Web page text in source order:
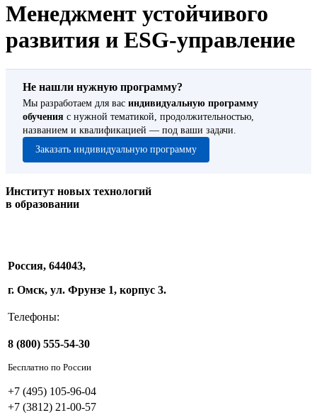
Менеджмент устойчивого
развития и ESG-управление
Не нашли нужную программу?
Мы разработаем для вас индивидуальную программу
обучения с нужной тематикой, продолжительностью,
названием и квалификацией — под ваши задачи.
Заказать индивидуальную программу
Институт новых технологий
в образовании
Россия, 644043,
г. Омск, ул. Фрунзе 1, корпус 3.
Телефоны:
8 (800) 555-54-30
Бесплатно по России
+7 (495) 105-96-04
+7 (3812) 21-00-57